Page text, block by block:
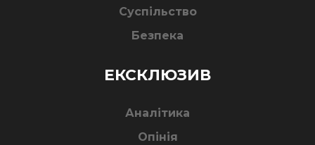
Суспільство
Безпека
ЕКСКЛЮЗИВ
Аналітика
Опінія